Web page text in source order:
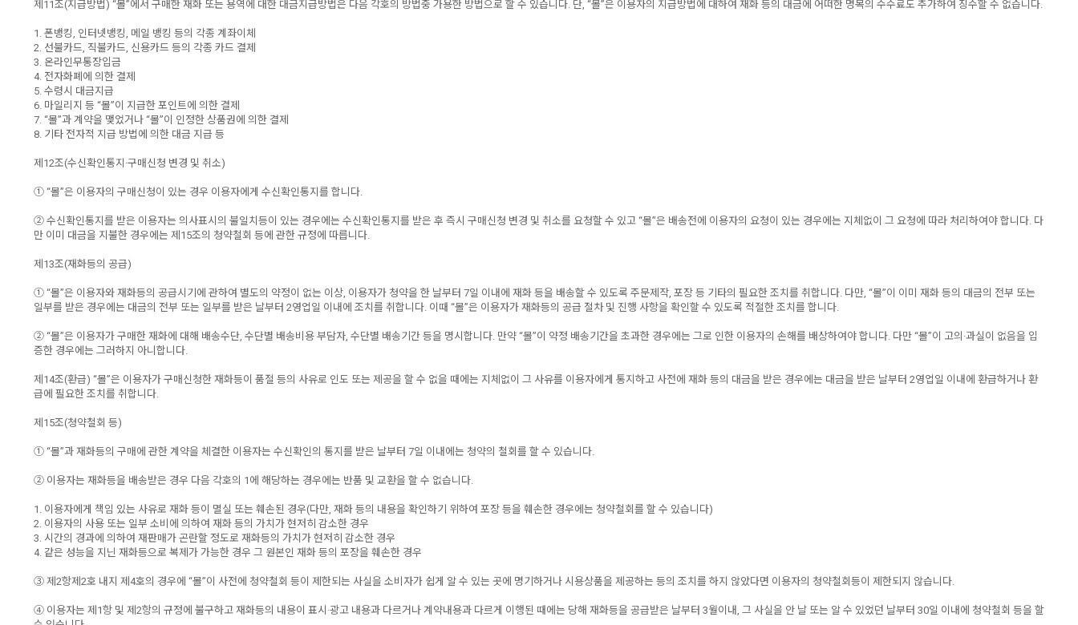
제11조(지급방법) “몰”에서 구매한 재화 또는 용역에 대한 대금지급방법은 다음 각호의 방법중 가용한 방법으로 할 수 있습니다. 단, “몰”은 이용자의 지급방법에 대하여 재화 등의 대금에 어떠한 명목의 수수료도 추가하여 징수할 수 없습니다.
1. 폰뱅킹, 인터넷뱅킹, 메일 뱅킹 등의 각종 계좌이체
2. 선불카드, 직불카드, 신용카드 등의 각종 카드 결제
3. 온라인무통장입금
4. 전자화폐에 의한 결제
5. 수령시 대금지급
6. 마일리지 등 “몰”이 지급한 포인트에 의한 결제
7. “몰”과 계약을 맺었거나 “몰”이 인정한 상품권에 의한 결제
8. 기타 전자적 지급 방법에 의한 대금 지급 등
제12조(수신확인통지·구매신청 변경 및 취소)
① “몰”은 이용자의 구매신청이 있는 경우 이용자에게 수신확인통지를 합니다.
② 수신확인통지를 받은 이용자는 의사표시의 불일치등이 있는 경우에는 수신확인통지를 받은 후 즉시 구매신청 변경 및 취소를 요청할 수 있고 “몰”은 배송전에 이용자의 요청이 있는 경우에는 지체없이 그 요청에 따라 처리하여야 합니다. 다
만 이미 대금을 지불한 경우에는 제15조의 청약철회 등에 관한 규정에 따릅니다.
제13조(재화등의 공급)
① “몰”은 이용자와 재화등의 공급시기에 관하여 별도의 약정이 없는 이상, 이용자가 청약을 한 날부터 7일 이내에 재화 등을 배송할 수 있도록 주문제작, 포장 등 기타의 필요한 조치를 취합니다. 다만, “몰”이 이미 재화 등의 대금의 전부 또는
일부를 받은 경우에는 대금의 전부 또는 일부를 받은 날부터 2영업일 이내에 조치를 취합니다. 이때 “몰”은 이용자가 재화등의 공급 절차 및 진행 사항을 확인할 수 있도록 적절한 조치를 합니다.
② “몰”은 이용자가 구매한 재화에 대해 배송수단, 수단별 배송비용 부담자, 수단별 배송기간 등을 명시합니다. 만약 “몰”이 약정 배송기간을 초과한 경우에는 그로 인한 이용자의 손해를 배상하여야 합니다. 다만 “몰”이 고의·과실이 없음을 입
증한 경우에는 그러하지 아니합니다.
제14조(환급) “몰”은 이용자가 구매신청한 재화등이 품절 등의 사유로 인도 또는 제공을 할 수 없을 때에는 지체없이 그 사유를 이용자에게 통지하고 사전에 재화 등의 대금을 받은 경우에는 대금을 받은 날부터 2영업일 이내에 환급하거나 환
급에 필요한 조치를 취합니다.
제15조(청약철회 등)
① “몰”과 재화등의 구매에 관한 계약을 체결한 이용자는 수신확인의 통지를 받은 날부터 7일 이내에는 청약의 철회를 할 수 있습니다.
② 이용자는 재화등을 배송받은 경우 다음 각호의 1에 해당하는 경우에는 반품 및 교환을 할 수 없습니다.
1. 이용자에게 책임 있는 사유로 재화 등이 멸실 또는 훼손된 경우(다만, 재화 등의 내용을 확인하기 위하여 포장 등을 훼손한 경우에는 청약철회를 할 수 있습니다)
2. 이용자의 사용 또는 일부 소비에 의하여 재화 등의 가치가 현저히 감소한 경우
3. 시간의 경과에 의하여 재판매가 곤란할 정도로 재화등의 가치가 현저히 감소한 경우
4. 같은 성능을 지닌 재화등으로 복제가 가능한 경우 그 원본인 재화 등의 포장을 훼손한 경우
③ 제2항제2호 내지 제4호의 경우에 “몰”이 사전에 청약철회 등이 제한되는 사실을 소비자가 쉽게 알 수 있는 곳에 명기하거나 시용상품을 제공하는 등의 조치를 하지 않았다면 이용자의 청약철회등이 제한되지 않습니다.
④ 이용자는 제1항 및 제2항의 규정에 불구하고 재화등의 내용이 표시·광고 내용과 다르거나 계약내용과 다르게 이행된 때에는 당해 재화등을 공급받은 날부터 3월이내, 그 사실을 안 날 또는 알 수 있었던 날부터 30일 이내에 청약철회 등을 할